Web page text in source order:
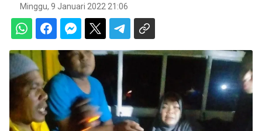
Minggu, 9 Januari 2022 21:06